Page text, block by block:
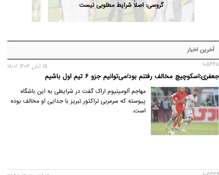
گروسی: اصلاً شرایط مطلوبی نیست
آخرین اخبار
105448
جعفری:اسکوچیچ مخالف رفتنم بود/می‌توانیم جزو ۶ تیم اول باشیم
15 آبان 1403 18:01
مهاجم آلومینیوم اراک گفت در شرایطی به این باشگاه
پیوسته که سرمربی تراکتور تبریز با جدایی او مخالف بوده
است.